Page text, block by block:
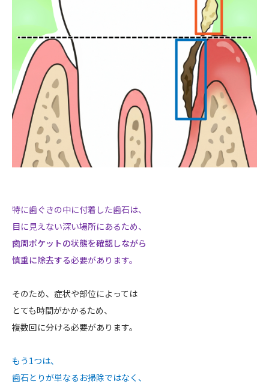
特に歯ぐきの中に付着した歯石は、
目に見えない深い場所にあるため、
歯周ポケットの状態を確認しながら
慎重に除去する必要があります。
そのため、症状や部位によっては
とても時間がかかるため、
複数回に分ける必要があります。
もう1つは、
歯石とりが単なるお掃除ではなく、